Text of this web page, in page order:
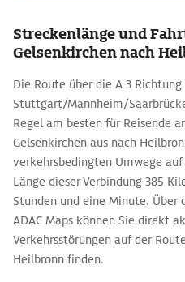
Streckenlänge und
Gelsenkirchen nach
Die Route über die A 3
Stuttgart/Mannheim/
Regel am besten für Reisende
Gelsenkirchen aus nach
verkehrsbedingten Umwege
Länge dieser Verbindung 385
Stunden und eine Minute. Über
ADAC Maps können Sie direkt
Verkehrsstörungen auf der
Heilbronn finden.